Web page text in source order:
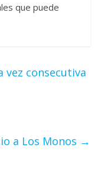
que puede
consecutiva
a Los Monos →